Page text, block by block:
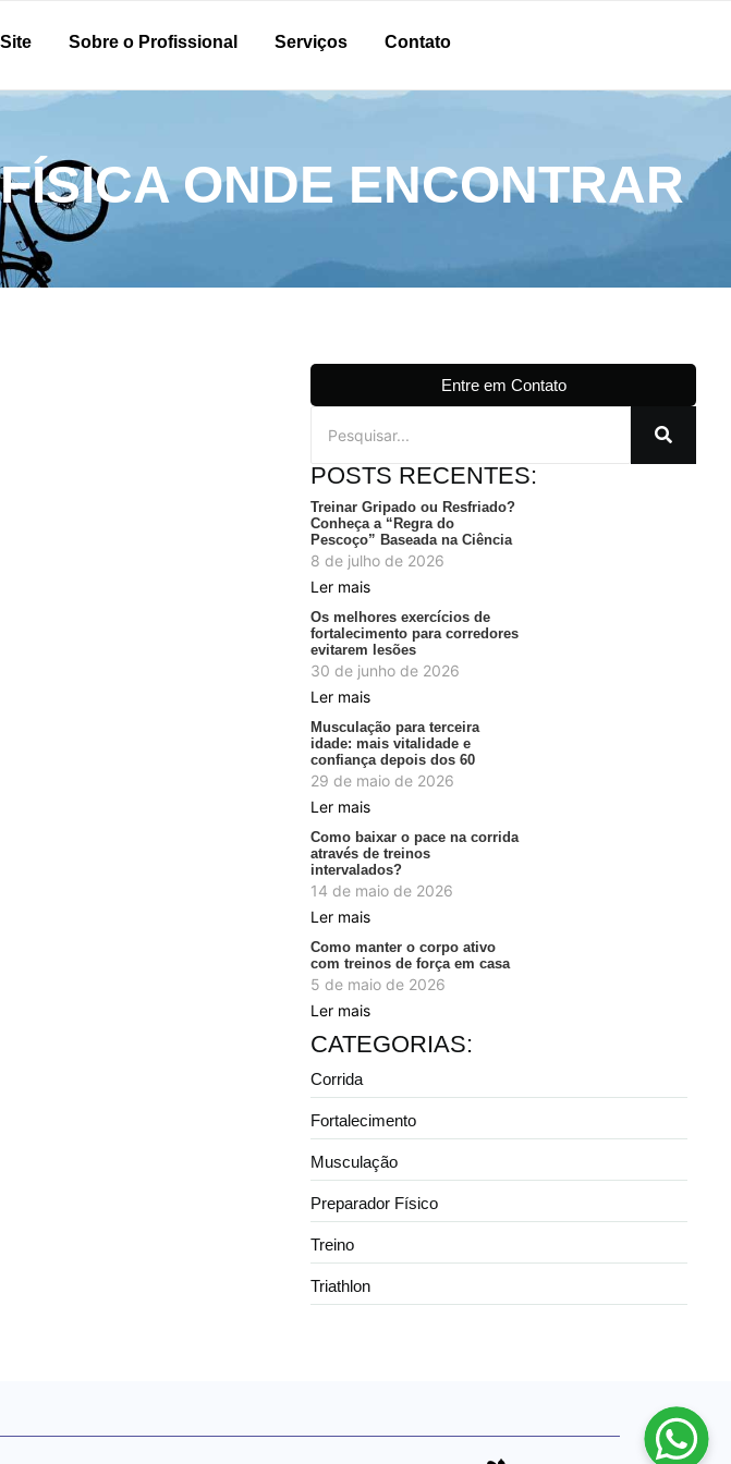
Sobre o Profissional Serviços Contato
ONDE ENCONTRAR
Entre em Contato
POSTS RECENTES:
Treinar Gripado ou Resfriado?
Conheça a “Regra do
Pescoço” Baseada na Ciência
8 de julho de 2026
Ler mais
Os melhores exercícios de
fortalecimento para corredores
evitarem lesões
30 de junho de 2026
Ler mais
Musculação para terceira
idade: mais vitalidade e
confiança depois dos 60
29 de maio de 2026
Ler mais
Como baixar o pace na corrida
através de treinos
intervalados?
14 de maio de 2026
Ler mais
Como manter o corpo ativo
com treinos de força em casa
5 de maio de 2026
Ler mais
CATEGORIAS:
Corrida
Fortalecimento
Musculação
Preparador Físico
Treino
Triathlon